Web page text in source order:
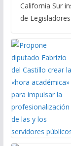
California Sur
de